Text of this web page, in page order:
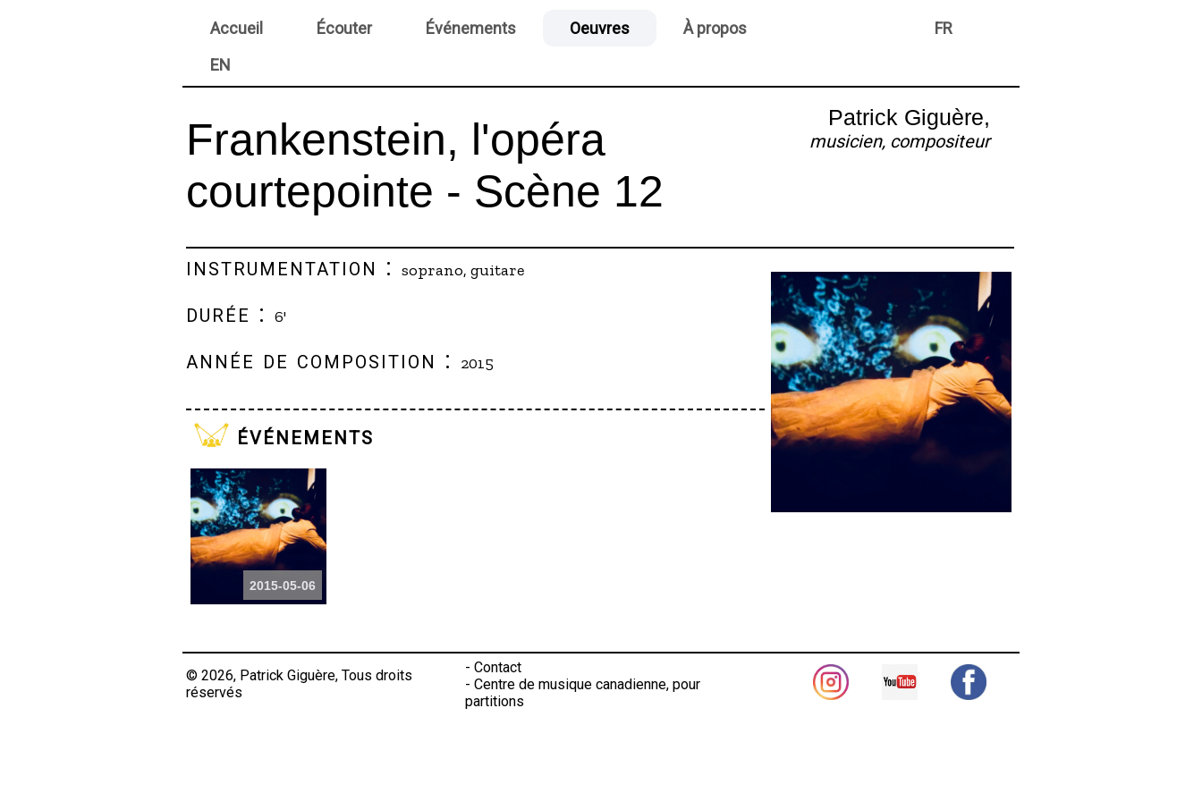
Accueil Écouter Événements Oeuvres À propos
FR
EN
Frankenstein, l'opéra
courtepointe - Scène 12
Patrick Giguère,
musicien, compositeur
instrumentation : soprano, guitare
durée : 6'
année de composition : 2015
événements
2015-05-06
© 2026, Patrick Giguère, Tous droits
réservés
- Contact
- Centre de musique canadienne, pour
partitions